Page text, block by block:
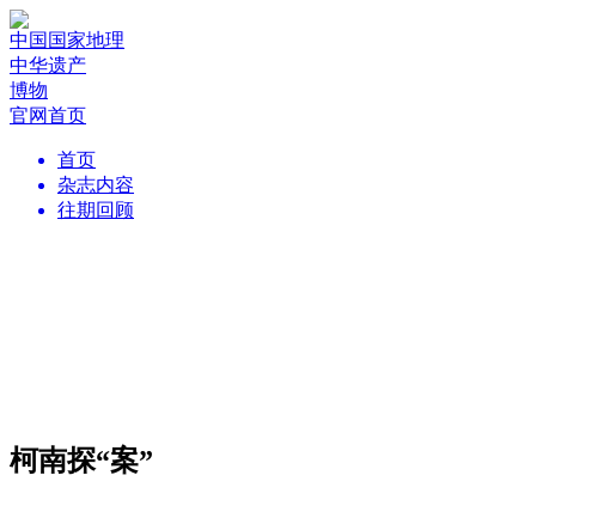
中国国家地理
中华遗产
博物
官网首页
首页
杂志内容
往期回顾
柯南探“案”